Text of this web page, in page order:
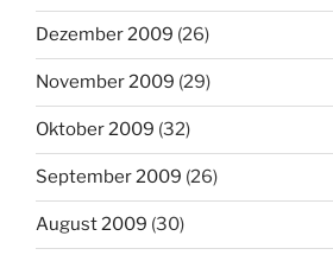
Dezember 2009 (26)
November 2009 (29)
Oktober 2009 (32)
September 2009 (26)
August 2009 (30)